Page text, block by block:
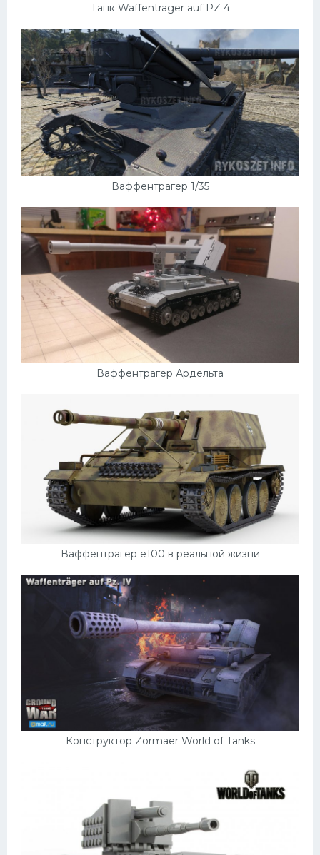
Танк Waffenträger auf PZ 4
Ваффентрагер 1/35
Ваффентрагер Ардельта
Ваффентрагер е100 в реальной жизни
Конструктор Zormaer World of Tanks